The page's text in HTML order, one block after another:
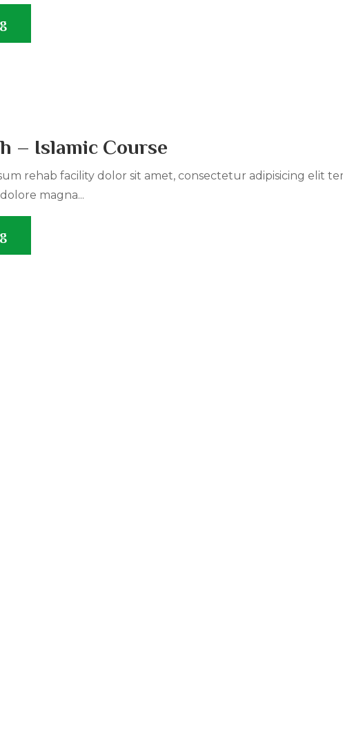
– Islamic Course
rehab facility dolor sit amet, consectetur adipisicing elit
magna...